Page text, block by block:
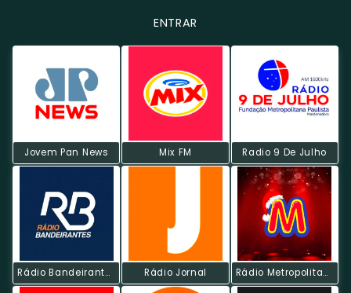
ENTRAR
Jovem Pan News Mix FM Radio 9 De Julho
Rádio Bandeirantes AM Rádio Jornal Rádio Metropolitana